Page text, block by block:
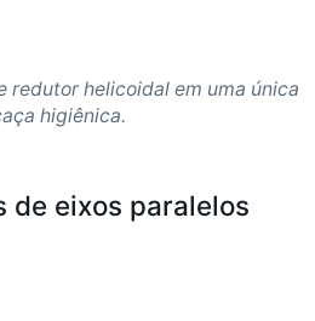
redutor helicoidal em uma única
higiênica.
de eixos paralelos